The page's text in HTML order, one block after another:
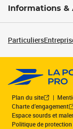
Informations &
Particuliers
Plan du site
Charte d’engagement
Espace sourds et
Politique de